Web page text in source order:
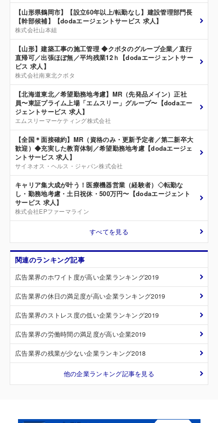
【山形県鶴岡市】【設立60年以上/転勤なし】建設管理部門長
【幹部候補】【dodaエージェントサービス 求人】
株式会社山本組
【山形】建築工事の施工管理 ◆クボタのグループ企業／直行
直帰可／出張ほぼ無／平均残業12ｈ【dodaエージェントサー
ビス 求人】
株式会社南東北クボタ
【北海道東北／希望勤務地考慮】MR（先発品メイン）正社
員〜東証プライム上場「エムスリー」グループ〜【dodaエー
ジェントサービス 求人】
エムスリーマーケティング株式会社
【全国＊面接確約】MR（資格のみ・更新予定者／第二新卒大
歓迎）◆充実した教育体制／希望勤務地考慮【dodaエージェ
ントサービス 求人】
サイネオス・ヘルス・ジャパン株式会社
キャリア集大成が叶う！医療機器営業（経験者）◇転勤な
し・勤務地考慮・土日祝休・500万円〜【dodaエージェント
サービス 求人】
株式会社EPファーマライン
すべてを見る
関連のランキング記事
広告業界のホワイト度が高い企業ランキング2019
広告業界の休日の満足度が高い企業ランキング2019
広告業界のストレス度の低い企業ランキング2019
広告業界の労働時間の満足度が高い企業2019
広告業界の残業が少ない企業ランキング2018
他の企業ランキング記事を見る